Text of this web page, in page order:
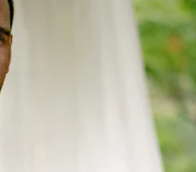
où le temps semble suspendu. Vous sentez déjà
cette sensation de bien-être monter en vous ?
exactement ce que promet un séjour spa alpin,
expérience qui va bien au-delà de la simple
détente. Pourquoi choisir un séjour spa alpin pour